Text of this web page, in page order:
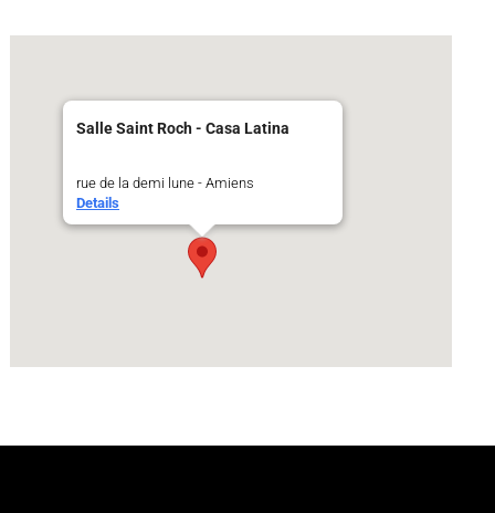
Salle Saint Roch - Casa Latina
rue de la demi lune - Amiens
Details